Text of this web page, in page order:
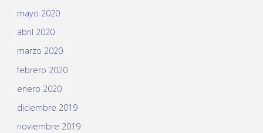
mayo 2020
abril 2020
marzo 2020
febrero 2020
enero 2020
diciembre 2019
noviembre 2019